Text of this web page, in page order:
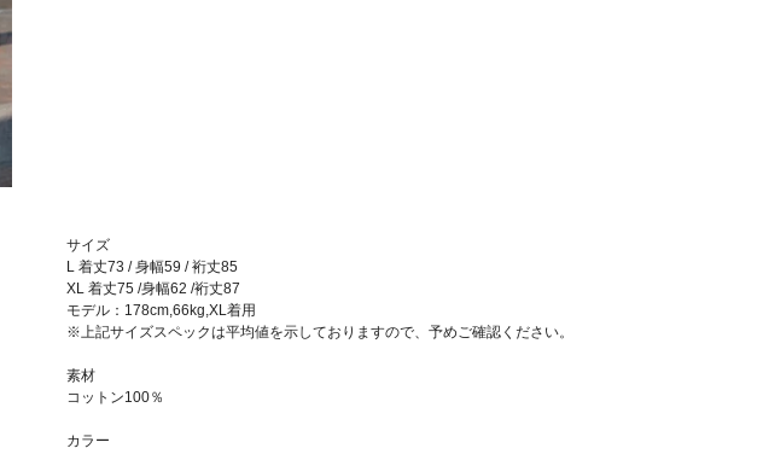
サイズ
L 着丈73 / 身幅59 / 裄丈85
XL 着丈75 /身幅62 /裄丈87
モデル：178cm,66kg,XL着用
※上記サイズスペックは平均値を示しておりますので、予めご確認ください。
素材
コットン100％
カラー